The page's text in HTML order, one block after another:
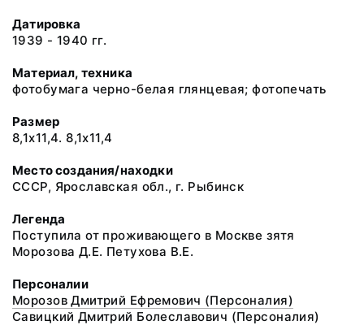
Датировка
1939 - 1940 гг.
Материал, техника
фотобумага черно-белая глянцевая; фотопечать
Размер
8,1х11,4. 8,1х11,4
Место создания/находки
СССР, Ярославская обл., г. Рыбинск
Легенда
Поступила от проживающего в Москве зятя
Морозова Д.Е. Петухова В.Е.
Персоналии
Морозов Дмитрий Ефремович (Персоналия)
Савицкий Дмитрий Болеславович (Персоналия)